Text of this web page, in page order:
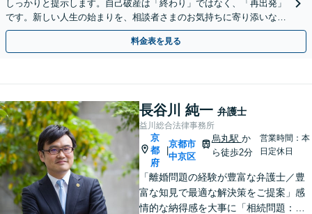
しっかりと提示します。自己破産は「終わり」ではなく、「再出発」
です。新しい人生の始まりを、相談者さまのお気持ちに寄り添いなが
らサポートします【初回相談無料】【法テラス利用可】
料金表を見る
長谷川 純一 弁護士
益川総合法律事務所
京
都
府
京都市
中京区
烏丸駅 か
ら徒歩2分
営業時間：本
日定休日
「離婚問題の経験が豊富な弁護士／豊
富な知見で最適な解決策をご提案」感
情的な納得感を大事に「相続問題：親